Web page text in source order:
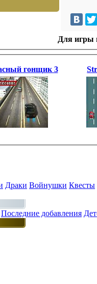
Для игры
гонщик 3
Драки Войнушки Квесты
Последние добавления